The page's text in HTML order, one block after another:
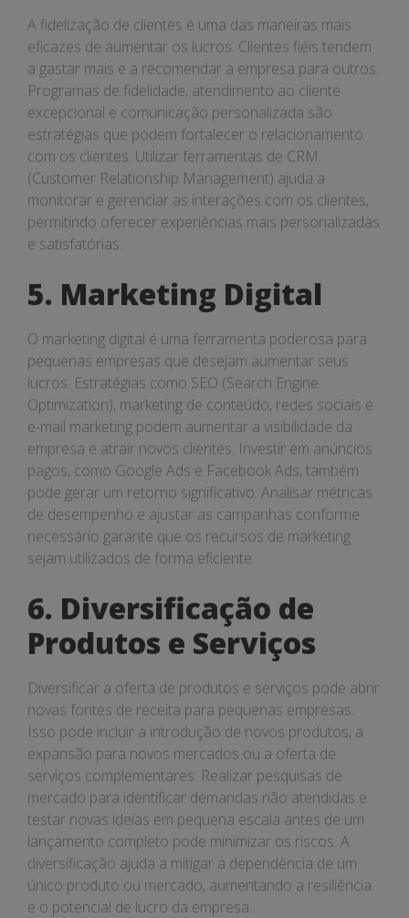
A fidelização de clientes é uma das maneiras mais
eficazes de aumentar os lucros. Clientes fiéis tendem
a gastar mais e a recomendar a empresa para outros.
Programas de fidelidade, atendimento ao cliente
excepcional e comunicação personalizada são
estratégias que podem fortalecer o relacionamento
com os clientes. Utilizar ferramentas de CRM
(Customer Relationship Management) ajuda a
monitorar e gerenciar as interações com os clientes,
permitindo oferecer experiências mais personalizadas
e satisfatórias.
5. Marketing Digital
O marketing digital é uma ferramenta poderosa para
pequenas empresas que desejam aumentar seus
lucros. Estratégias como SEO (Search Engine
Optimization), marketing de conteúdo, redes sociais e
e-mail marketing podem aumentar a visibilidade da
empresa e atrair novos clientes. Investir em anúncios
pagos, como Google Ads e Facebook Ads, também
pode gerar um retorno significativo. Analisar métricas
de desempenho e ajustar as campanhas conforme
necessário garante que os recursos de marketing
sejam utilizados de forma eficiente.
6. Diversificação de
Produtos e Serviços
Diversificar a oferta de produtos e serviços pode abrir
novas fontes de receita para pequenas empresas.
Isso pode incluir a introdução de novos produtos, a
expansão para novos mercados ou a oferta de
serviços complementares. Realizar pesquisas de
mercado para identificar demandas não atendidas e
testar novas ideias em pequena escala antes de um
lançamento completo pode minimizar os riscos. A
diversificação ajuda a mitigar a dependência de um
único produto ou mercado, aumentando a resiliência
e o potencial de lucro da empresa.